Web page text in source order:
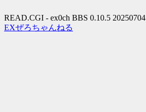
READ.CGI - ex0ch BBS 0.10.5 20250704
EXぜろちゃんねる